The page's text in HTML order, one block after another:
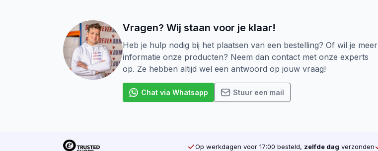
Vragen? Wij staan voor je klaar!
Heb je hulp nodig bij het plaatsen van een bestelling? Of wil je meer
informatie onze producten? Neem dan contact met onze experts
op. Ze hebben altijd wel een antwoord op jouw vraag!
Chat via Whatsapp Stuur een mail
Op werkdagen voor 17:00 besteld, zelfde dag verzonden